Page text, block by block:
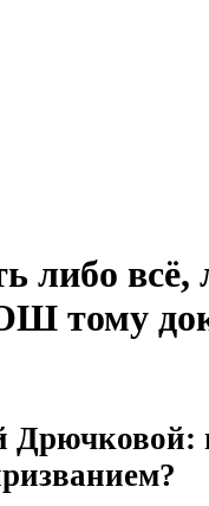
либо всё,
тому
Дрючковой: